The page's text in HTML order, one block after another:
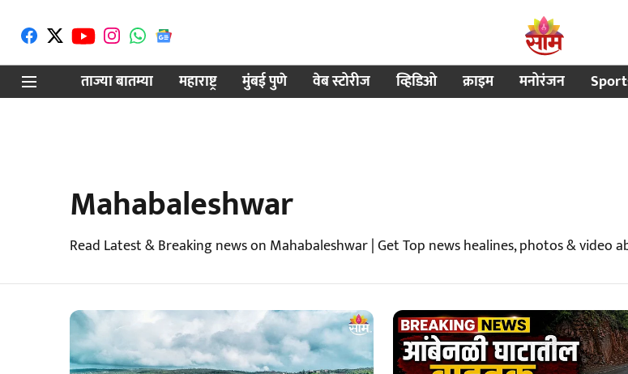
ताज्या बातम्या
महाराष्ट्र मुंबई पुणे वेब स्टोरीज व्हिडिओ क्राइम मनोरंजन
Mahabaleshwar
Read Latest & Breaking news on Mahabaleshwar | Get Top news healines, photos & video